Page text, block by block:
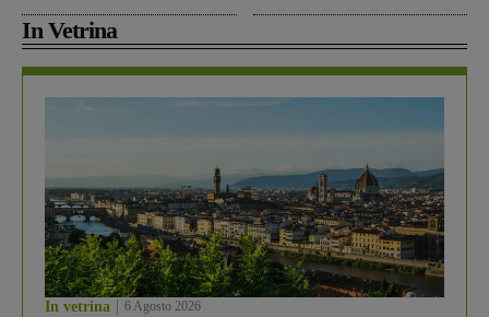
In Vetrina
In vetrina 6 Agosto 2026